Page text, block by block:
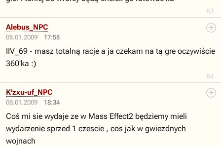
53
08.01.2009 17:58
54
Alebus_NPC
IIV_69 - masz totalną racje a ja czekam na tą gre oczywiście
360'ka :)
08.01.2009 18:34
K'zxu-uf_NPC
Coś mi sie wydaje ze w Mass Effect2 będziemy mieli
wydarzenie sprzed 1 czescie , cos jak w gwiezdnych
wojnach